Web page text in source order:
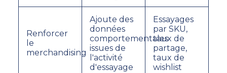
Renforcer
le
merchandising
Ajoute des
données
comportementales
issues de
l'activité
d'essayage
Essayages
par SKU,
taux de
partage,
taux de
wishlist